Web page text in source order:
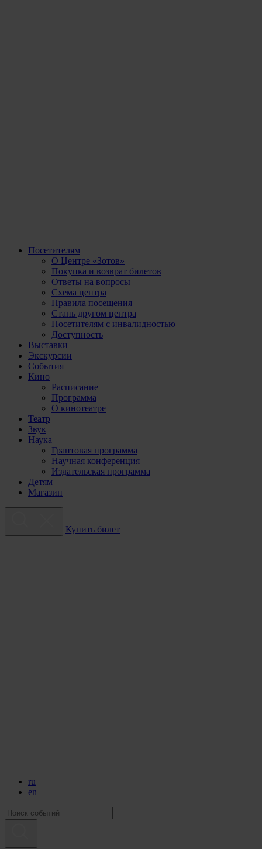
Посетителям
О Центре «Зотов»
Покупка и возврат билетов
Ответы на вопросы
Схема центра
Правила посещения
Стань другом центра
Посетителям с инвалидностью
Доступность
Выставки
Экскурсии
События
Кино
Расписание
Программа
О кинотеатре
Театр
Звук
Наука
Грантовая программа
Научная конференция
Издательская программа
Детям
Магазин
Купить билет
ru
en